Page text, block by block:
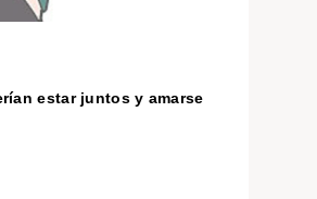
estar juntos y amarse